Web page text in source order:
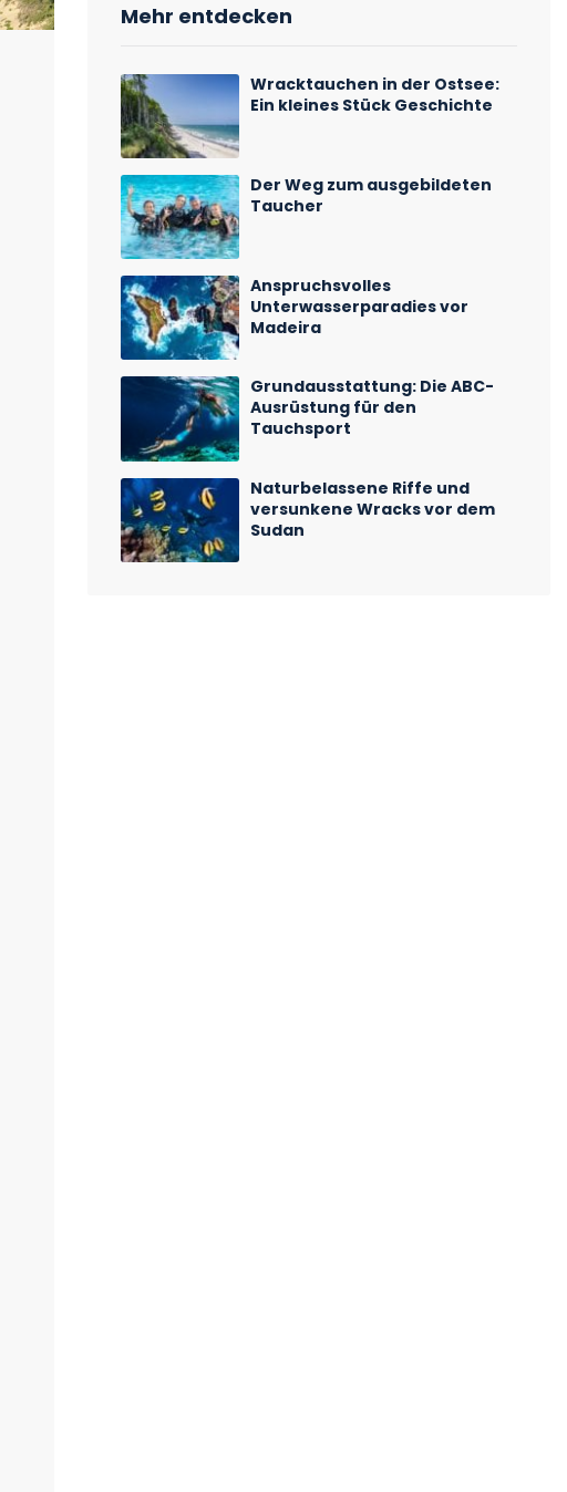
Mehr entdecken
Wracktauchen in der Ostsee:
Ein kleines Stück Geschichte
Der Weg zum ausgebildeten
Taucher
Anspruchsvolles
Unterwasserparadies vor
Madeira
Grundausstattung: Die ABC-
Ausrüstung für den
Tauchsport
Naturbelassene Riffe und
versunkene Wracks vor dem
Sudan